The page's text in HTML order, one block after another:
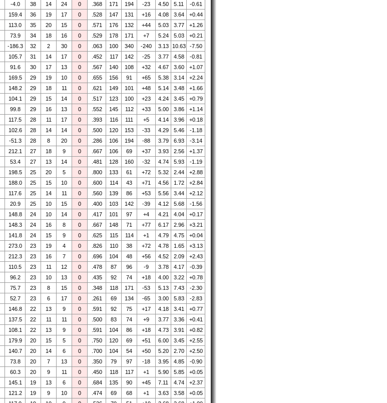
-4.0 38 14 24 0 .368 171 194 -23 4.50 5.11
-0.61
159.4 36 19 17 0 .528 147 131 +16 4.08 3.64
+0.44
113.0 35 20 15 0 .571 176 132 +44 5.03 3.77
+1.26
73.9 34 18 16 0 .529 178 171 +7 5.24 5.03
+0.21
-186.3 32 2 30 0 .063 100 340 -240 3.13 10.63
-7.50
105.7 31 14 17 0 .452 117 142 -25 3.77 4.58
-0.81
91.6 30 17 13 0 .567 140 108 +32 4.67 3.60
+1.07
169.5 29 19 10 0 .655 156 91 +65 5.38 3.14
+2.24
148.2 29 18 11 0 .621 149 101 +48 5.14 3.48
+1.66
104.1 29 15 14 0 .517 123 100 +23 4.24 3.45
+0.79
99.8 29 16 13 0 .552 145 112 +33 5.00 3.86
+1.14
117.5 28 11 17 0 .393 116 111 +5 4.14 3.96
+0.18
102.6 28 14 14 0 .500 120 153 -33 4.29 5.46
-1.18
-51.3 28 8 20 0 .286 106 194 -88 3.79 6.93
-3.14
212.1 27 18 9 0 .667 106 69 +37 3.93 2.56
+1.37
53.4 27 13 14 0 .481 128 160 -32 4.74 5.93
-1.19
198.5 25 20 5 0 .800 133 61 +72 5.32 2.44
+2.88
188.0 25 15 10 0 .600 114 43 +71 4.56 1.72
+2.84
117.6 25 14 11 0 .560 139 86 +53 5.56 3.44
+2.12
20.9 25 10 15 0 .400 103 142 -39 4.12 5.68
-1.56
148.8 24 10 14 0 .417 101 97 +4 4.21 4.04
+0.17
148.3 24 16 8 0 .667 148 71 +77 6.17 2.96
+3.21
141.8 24 15 9 0 .625 115 114 +1 4.79 4.75
+0.04
273.0 23 19 4 0 .826 110 38 +72 4.78 1.65
+3.13
212.3 23 16 7 0 .696 104 48 +56 4.52 2.09
+2.43
110.5 23 11 12 0 .478 87 96 -9 3.78 4.17
-0.39
96.2 23 10 13 0 .435 92 74 +18 4.00 3.22
+0.78
75.7 23 8 15 0 .348 118 171 -53 5.13 7.43
-2.30
52.7 23 6 17 0 .261 69 134 -65 3.00 5.83
-2.83
146.8 22 13 9 0 .591 92 75 +17 4.18 3.41
+0.77
137.5 22 11 11 0 .500 83 74 +9 3.77 3.36
+0.41
108.1 22 13 9 0 .591 104 86 +18 4.73 3.91
+0.82
179.9 20 15 5 0 .750 120 69 +51 6.00 3.45
+2.55
140.7 20 14 6 0 .700 104 54 +50 5.20 2.70
+2.50
73.8 20 7 13 0 .350 79 97 -18 3.95 4.85
-0.90
60.3 20 9 11 0 .450 118 117 +1 5.90 5.85
+0.05
145.1 19 13 6 0 .684 135 90 +45 7.11 4.74
+2.37
121.2 19 9 10 0 .474 69 68 +1 3.63 3.58
+0.05